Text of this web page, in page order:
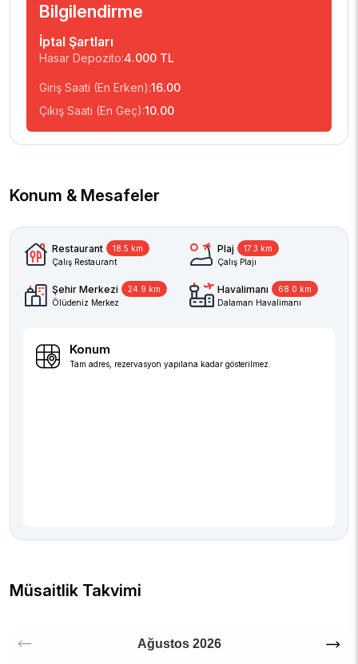
Bilgilendirme
İptal Şartları
Hasar Depozito:4.000 TL
Giriş Saati (En Erken):16.00
Çıkış Saati (En Geç):10.00
Konum & Mesafeler
Restaurant
18.5 km
Çalış Restaurant
Plaj
17.3 km
Çalış Plajı
Şehir Merkezi
24.9 km
Ölüdeniz Merkez
Havalimanı
68.0 km
Dalaman Havalimanı
Konum
Tam adres, rezervasyon yapılana kadar gösterilmez.
Müsaitlik Takvimi
Ağustos 2026